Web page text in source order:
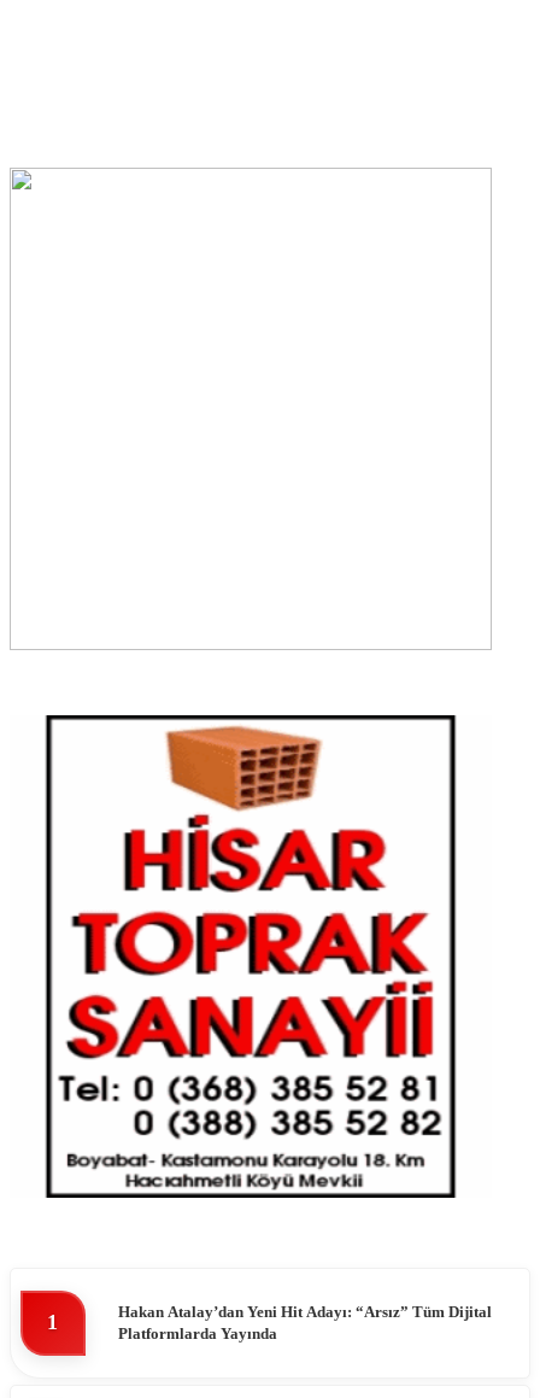
1
Hakan Atalay’dan Yeni Hit Adayı: “Arsız” Tüm Dijital
Platformlarda Yayında